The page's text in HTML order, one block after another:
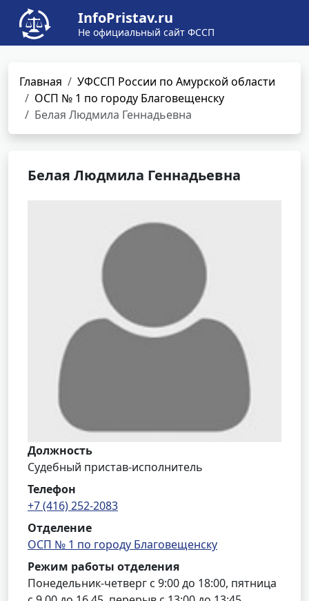
InfoPristav.ru
Не официальный сайт ФССП
Главная
УФССП России по Амурской области
ОСП № 1 по городу Благовещенску
Белая Людмила Геннадьевна
Белая Людмила Геннадьевна
Должность
Судебный пристав-исполнитель
Телефон
+7 (416) 252-2083
Отделение
ОСП № 1 по городу Благовещенску
Режим работы отделения
Понедельник-четверг с 9:00 до 18:00, пятница